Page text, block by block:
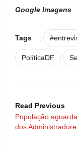
Google Imagens
Tags :
PolíticaDF
Read Previous
População
dos